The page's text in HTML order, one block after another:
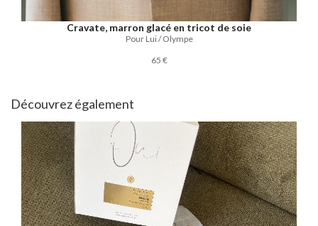
Cravate, marron glacé en tricot de soie
Pour Lui / Olympe
65 €
Découvrez également